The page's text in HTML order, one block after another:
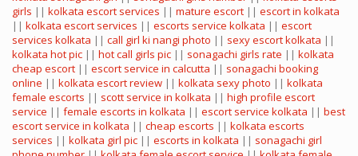
girls || kolkata escort services || mature escort || escort in kolkata
|| kolkata escort services || escorts service kolkata || escort
services kolkata || call girl ki nangi photo || sexy escort kolkata ||
kolkata hot pic || hot call girls pic || sonagachi girls rate || kolkata
cheap escort || escort service in calcutta || sonagachi booking
online || kolkata escort review || kolkata sexy photo || kolkata
female escorts || scott service in kolkata || high profile escort
service || female escorts in kolkata || escort service kolkata || best
escort service in kolkata || cheap escorts || kolkata escorts
services || kolkata girl pic || escorts in kolkata || sonagachi girl